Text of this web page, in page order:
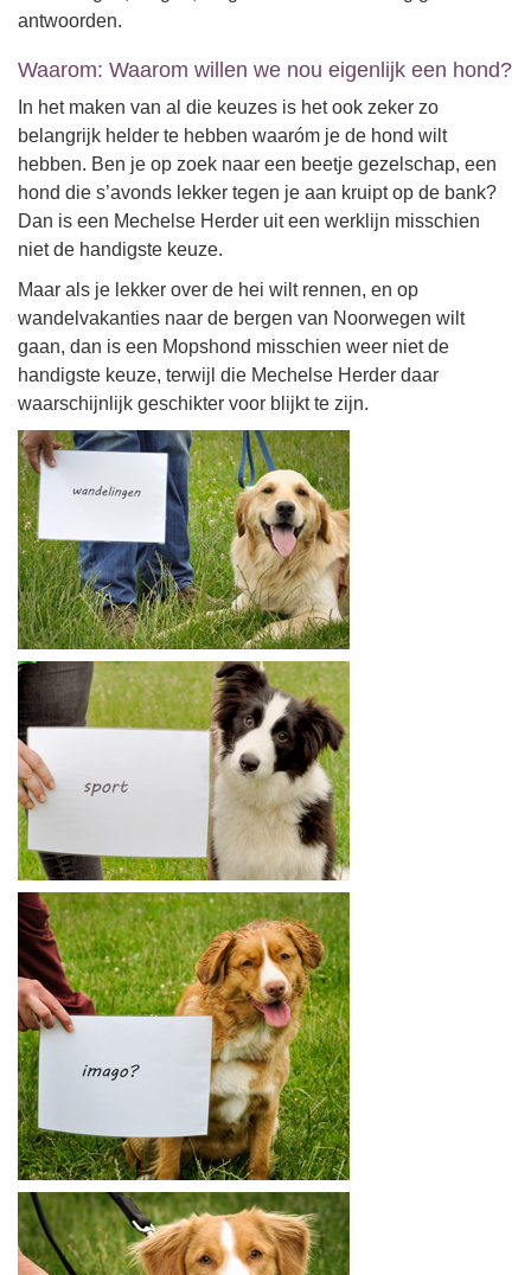
antwoorden.
Waarom: Waarom willen we nou eigenlijk een hond?
In het maken van al die keuzes is het ook zeker zo
belangrijk helder te hebben waaróm je de hond wilt
hebben. Ben je op zoek naar een beetje gezelschap, een
hond die s’avonds lekker tegen je aan kruipt op de bank?
Dan is een Mechelse Herder uit een werklijn misschien
niet de handigste keuze.
Maar als je lekker over de hei wilt rennen, en op
wandelvakanties naar de bergen van Noorwegen wilt
gaan, dan is een Mopshond misschien weer niet de
handigste keuze, terwijl die Mechelse Herder daar
waarschijnlijk geschikter voor blijkt te zijn.